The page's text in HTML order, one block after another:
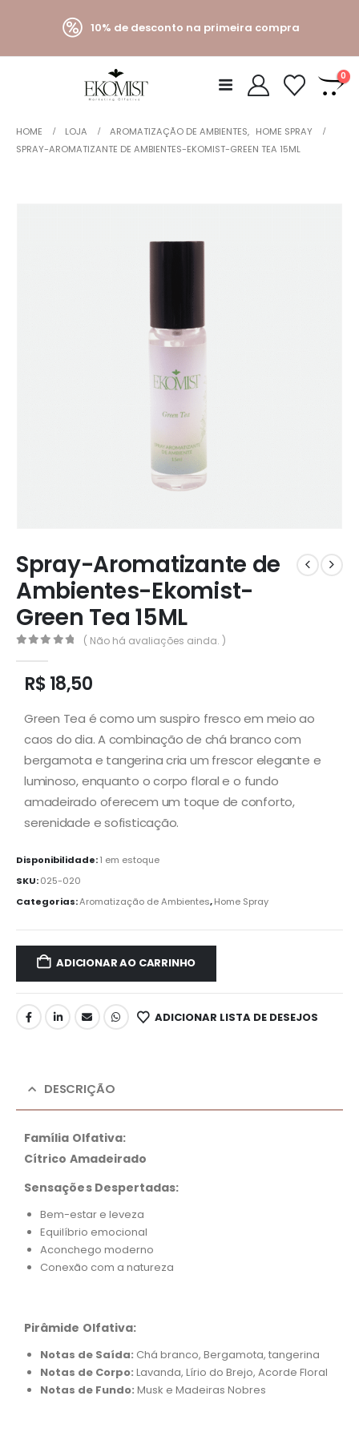
10% de desconto na primeira compra
0
HOME LOJA AROMATIZAÇÃO DE AMBIENTES, HOME SPRAY
SPRAY-AROMATIZANTE DE AMBIENTES-EKOMIST-GREEN TEA 15ML
Spray-Aromatizante de
Ambientes-Ekomist-
Green Tea 15ML
( Não há avaliações ainda. )
R$18,50
Green Tea é como um suspiro fresco em meio ao
caos do dia. A combinação de chá branco com
bergamota e tangerina cria um frescor elegante e
luminoso, enquanto o corpo floral e o fundo
amadeirado oferecem um toque de conforto,
serenidade e sofisticação.
Disponibilidade:1 em estoque
SKU:025-020
Categorias:Aromatização de Ambientes,Home Spray
ADICIONAR AO CARRINHO
ADICIONAR LISTA DE DESEJOS
DESCRIÇÃO
Família Olfativa:
Cítrico Amadeirado
Sensações Despertadas:
Bem-estar e leveza
Equilíbrio emocional
Aconchego moderno
Conexão com a natureza
Pirâmide Olfativa:
Notas de Saída: Chá branco, Bergamota, tangerina
Notas de Corpo: Lavanda, Lírio do Brejo, Acorde Floral
Notas de Fundo: Musk e Madeiras Nobres